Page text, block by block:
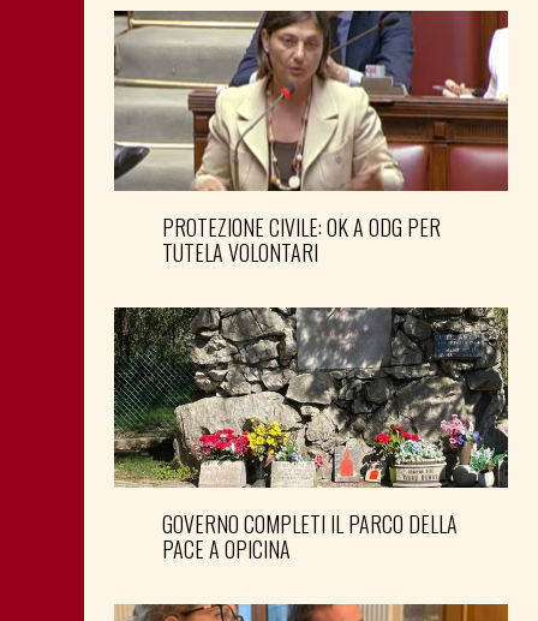
PROTEZIONE CIVILE: OK A ODG PER
TUTELA VOLONTARI
GOVERNO COMPLETI IL PARCO DELLA
PACE A OPICINA